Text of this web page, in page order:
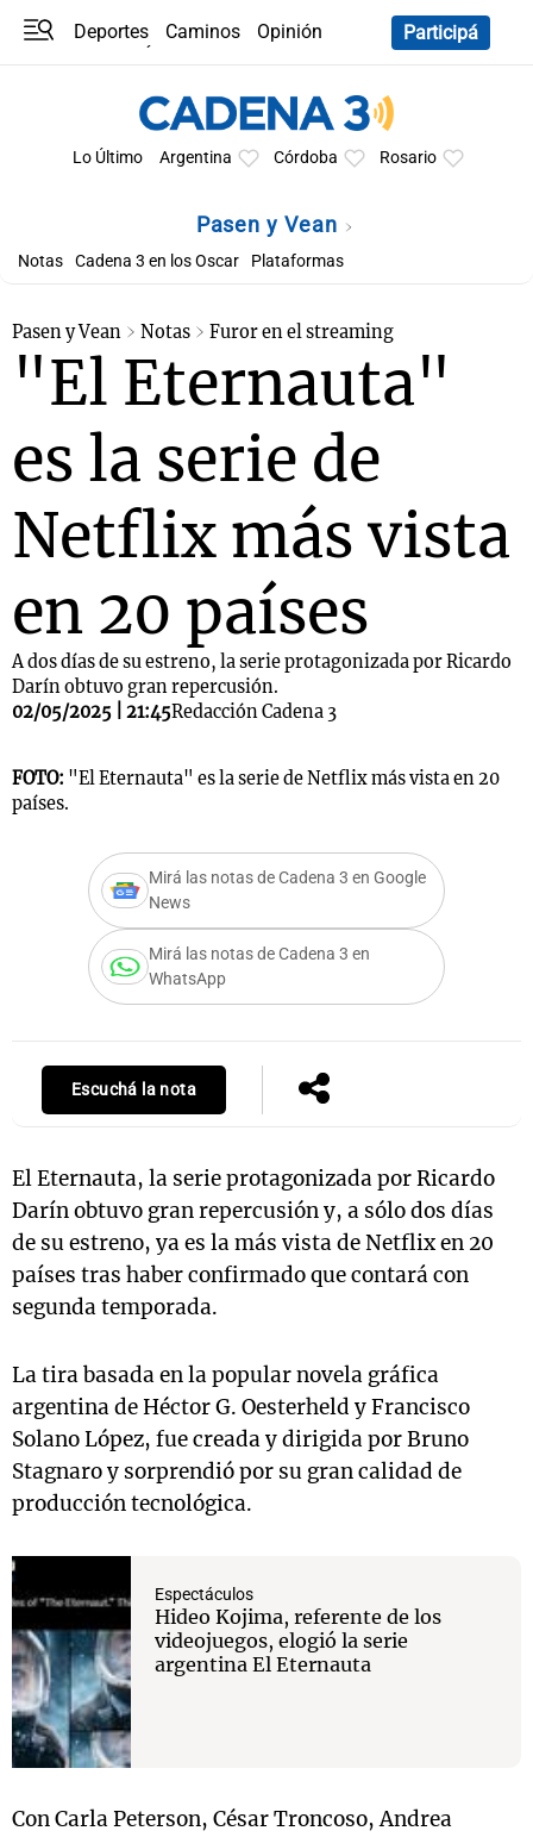
Deportes Caminos
Opinión
Participá
Lo Último Argentina Córdoba Rosario
Pasen y Vean
Notas Cadena 3 en los Oscar Plataformas
Pasen y Vean Notas Furor en el streaming
"El Eternauta"
es la serie de
Netflix más vista
en 20 países
A dos días de su estreno, la serie protagonizada por Ricardo
Darín obtuvo gran repercusión.
02/05/2025 | 21:45Redacción Cadena 3
FOTO: "El Eternauta" es la serie de Netflix más vista en 20
países.
Mirá las notas de Cadena 3 en Google
News
Mirá las notas de Cadena 3 en
WhatsApp
Escuchá la nota
El Eternauta, la serie protagonizada por Ricardo
Darín obtuvo gran repercusión y, a sólo dos días
de su estreno, ya es la más vista de Netflix en 20
países tras haber confirmado que contará con
segunda temporada.
La tira basada en la popular novela gráfica
argentina de Héctor G. Oesterheld y Francisco
Solano López, fue creada y dirigida por Bruno
Stagnaro y sorprendió por su gran calidad de
producción tecnológica.
Espectáculos
Hideo Kojima, referente de los
videojuegos, elogió la serie
argentina El Eternauta
Con Carla Peterson, César Troncoso, Andrea
Mundial 2026
Notas
La Sole en
Cadena 3